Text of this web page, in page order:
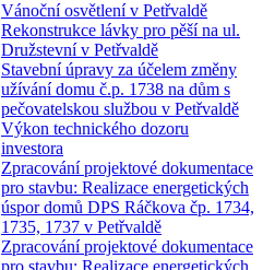
Vánoční osvětlení v Petřvaldě
Rekonstrukce lávky pro pěší na ul.
Družstevní v Petřvaldě
Stavební úpravy za účelem změny
užívání domu č.p. 1738 na dům s
pečovatelskou službou v Petřvaldě
Výkon technického dozoru
investora
Zpracování projektové dokumentace
pro stavbu: Realizace energetických
úspor domů DPS Ráčkova čp. 1734,
1735, 1737 v Petřvaldě
Zpracování projektové dokumentace
pro stavbu: Realizace energetických